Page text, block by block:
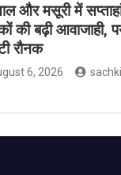
और मसूरी में
की बढ़ी आवाजाही,
रौनक
6, 2026